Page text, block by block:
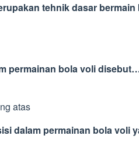
tehnik dasar
permainan bola voli
atas
dalam permainan bola voli